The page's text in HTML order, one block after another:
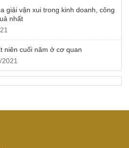
giải vận xui trong kinh doanh, công
nhất
niên cuối năm ở cơ quan
2021